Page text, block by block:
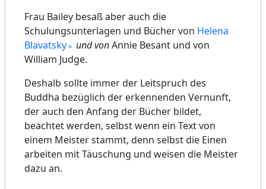
Frau Bailey besaß aber auch die
Schulungsunterlagen und Bücher von Helena
Blavatsky
und vonAnnie Besant und von
William Judge.
Deshalb sollte immer der Leitspruch des
Buddha bezüglich der erkennenden Vernunft,
der auch den Anfang der Bücher bildet,
beachtet werden, selbst wenn ein Text von
einem Meister stammt, denn selbst die Einen
arbeiten mit Täuschung und weisen die Meister
dazu an.